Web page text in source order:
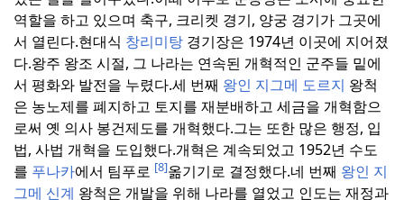
역할을 하고 있으며 축구, 크리켓 경기, 양궁 경기가 그곳에
서 열린다.현대식 창리미탕 경기장은 1974년 이곳에 지어졌
다.왕주 왕조 시절, 그 나라는 연속된 개혁적인 군주들 밑에
서 평화와 발전을 누렸다.세 번째 왕인 지그메 도르지 왕척
은 농노제를 폐지하고 토지를 재분배하고 세금을 개혁함으
로써 옛 의사 봉건제도를 개혁했다.그는 또한 많은 행정, 입
법, 사법 개혁을 도입했다.개혁은 계속되었고 1952년 수도
를 푸나카에서 팀푸로 [8]옮기기로 결정했다.네 번째 왕인 지
그메 신계 왕척은 개발을 위해 나라를 열었고 인도는 재정과